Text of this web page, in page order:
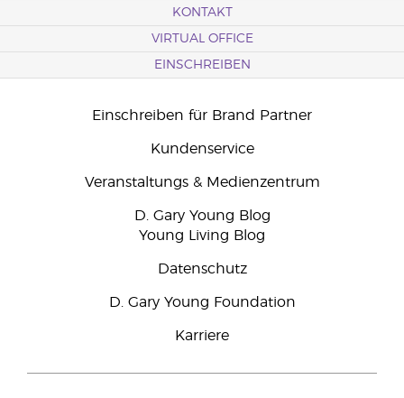
KONTAKT
VIRTUAL OFFICE
EINSCHREIBEN
Einschreiben für Brand Partner
Kundenservice
Veranstaltungs & Medienzentrum
D. Gary Young Blog
Young Living Blog
Datenschutz
D. Gary Young Foundation
Karriere